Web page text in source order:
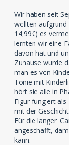
Wir haben seit
wollten aufgrund
14,99€) es
lernten wir eine
davon hat und
Zuhause wurde
man es von
Tonie mit
hört sie alle in
Figur fungiert
mit der
Für die langen
angeschafft,
kann.